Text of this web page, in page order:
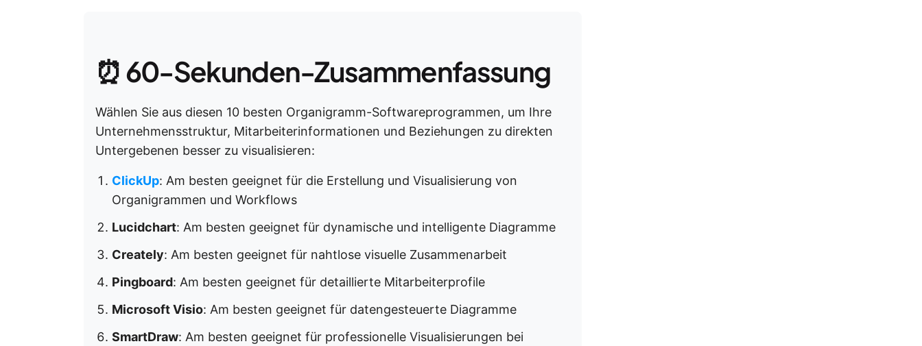
⏰ 60-Sekunden-Zusammenfassung
Wählen Sie aus diesen 10 besten Organigramm-Softwareprogrammen, um Ihre
Unternehmensstruktur, Mitarbeiterinformationen und Beziehungen zu direkten
Untergebenen besser zu visualisieren:
ClickUp: Am besten geeignet für die Erstellung und Visualisierung von
Organigrammen und Workflows
Lucidchart: Am besten geeignet für dynamische und intelligente Diagramme
Creately: Am besten geeignet für nahtlose visuelle Zusammenarbeit
Pingboard: Am besten geeignet für detaillierte Mitarbeiterprofile
Microsoft Visio: Am besten geeignet für datengesteuerte Diagramme
SmartDraw: Am besten geeignet für professionelle Visualisierungen bei